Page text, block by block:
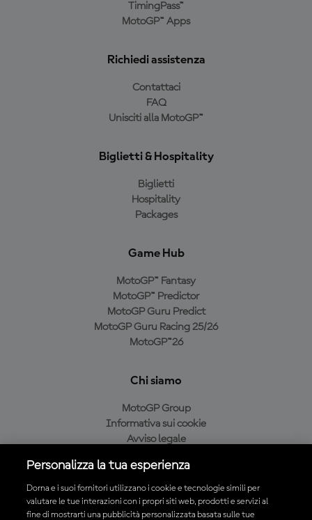
TimingPass™
MotoGP™ Apps
Richiedi assistenza
Contattaci
FAQ
Unisciti alla MotoGP™
Biglietti & Hospitality
Biglietti
Hospitality
Packages
Game Hub
MotoGP™ Fantasy
MotoGP™ Predictor
MotoGP Guru Predict
MotoGP Guru Racing 25/26
MotoGP™26
Chi siamo
MotoGP Group
Informativa sui cookie
Avviso legale
Condizioni di acquisto
Personalizza la tua esperienza
Dorna e i suoi fornitori utilizzano i cookie e tecnologie simili per
valutare le tue interazioni con i propri siti web, prodotti e servizi al
fine di mostrarti una pubblicità personalizzata basata sulle tue